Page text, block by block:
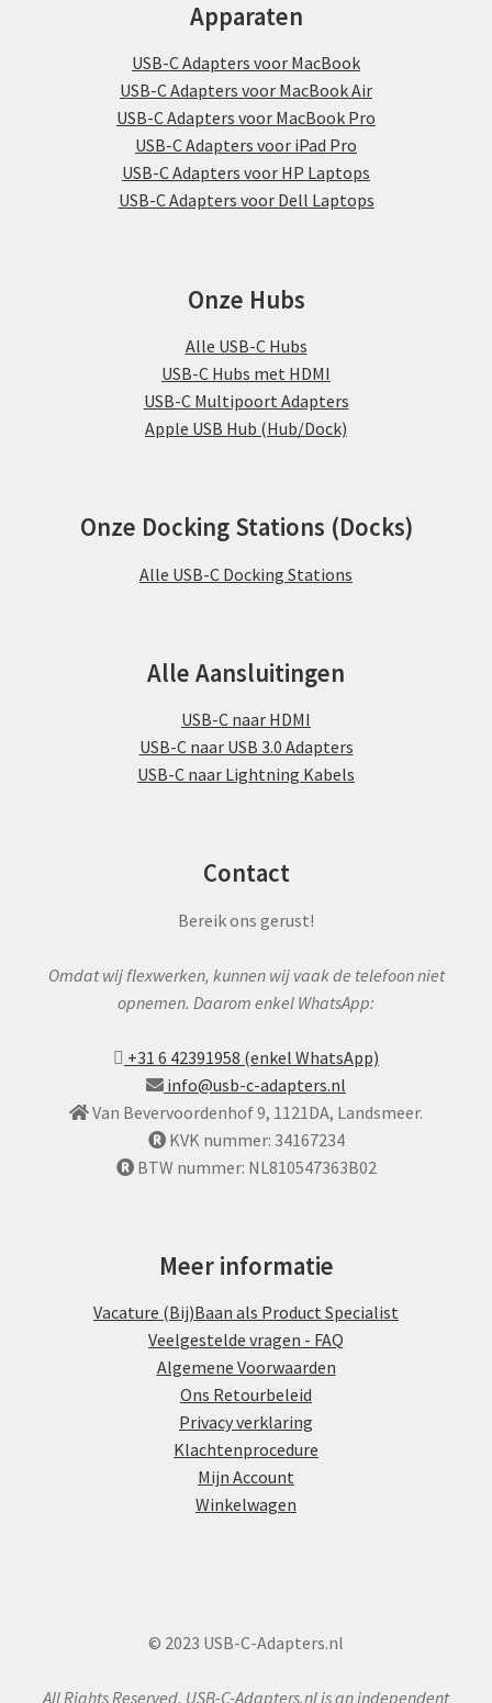
Apparaten
USB-C Adapters voor MacBook
USB-C Adapters voor MacBook Air
USB-C Adapters voor MacBook Pro
USB-C Adapters voor iPad Pro
USB-C Adapters voor HP Laptops
USB-C Adapters voor Dell Laptops
Onze Hubs
Alle USB-C Hubs
USB-C Hubs met HDMI
USB-C Multipoort Adapters
Apple USB Hub (Hub/Dock)
Onze Docking Stations (Docks)
Alle USB-C Docking Stations
Alle Aansluitingen
USB-C naar HDMI
USB-C naar USB 3.0 Adapters
USB-C naar Lightning Kabels
Contact
Bereik ons gerust!
Omdat wij flexwerken, kunnen wij vaak de telefoon niet
opnemen. Daarom enkel WhatsApp:
+31 6 42391958 (enkel WhatsApp)
info@usb-c-adapters.nl
Van Bevervoordenhof 9, 1121DA, Landsmeer.
KVK nummer: 34167234
BTW nummer: NL810547363B02
Meer informatie
Vacature (Bij)Baan als Product Specialist
Veelgestelde vragen - FAQ
Algemene Voorwaarden
Ons Retourbeleid
Privacy verklaring
Klachtenprocedure
Mijn Account
Winkelwagen
© 2023 USB-C-Adapters.nl
All Rights Reserved. USB-C-Adapters.nl is an independent